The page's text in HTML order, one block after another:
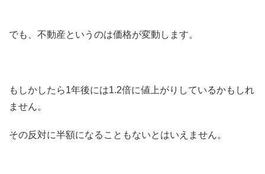
でも、不動産というのは価格が変動します。
もしかしたら1年後には1.2倍に値上がりしているかもしれ
ません。
その反対に半額になることもないとはいえません。